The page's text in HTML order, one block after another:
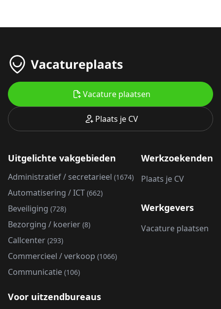
Plaats je CV
Vacature plaatsen
Uitgelichte vakgebieden
Administratief / secretarieel (1674)
Automatisering / ICT (662)
Beveiliging (728)
Bezorging / koerier (8)
Callcenter (293)
Commercieel / verkoop (1066)
Communicatie (106)
Werkzoekenden
Plaats je CV
Werkgevers
Vacature plaatsen
Voor uitzendbureaus